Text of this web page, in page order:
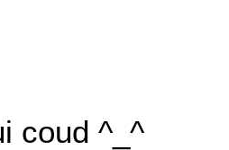
coud ^_^